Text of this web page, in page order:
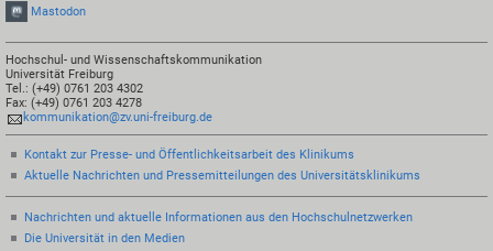
Mastodon
Hochschul- und Wissenschaftskommunikation
Universität Freiburg
Tel.: (+49) 0761 203 4302
Fax: (+49) 0761 203 4278
kommunikation@zv.uni-freiburg.de
Kontakt zur Presse- und Öffentlichkeitsarbeit des Klinikums
Aktuelle Nachrichten und Pressemitteilungen des Universitätsklinikums
Nachrichten und aktuelle Informationen aus den Hochschulnetzwerken
Die Universität in den Medien